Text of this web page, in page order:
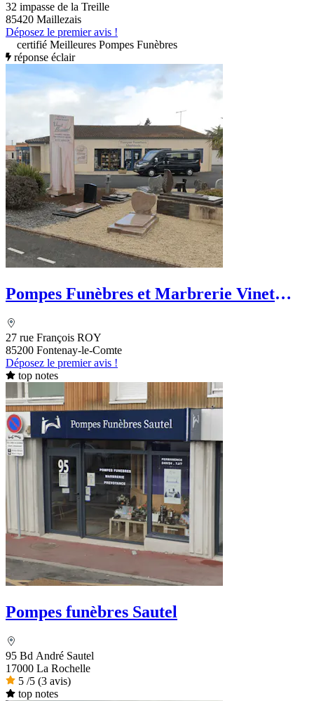
32 impasse de la Treille
85420 Maillezais
Déposez le premier avis !
certifié Meilleures Pompes Funèbres
réponse éclair
Pompes Funèbres et Marbrerie Vinet
27 rue François ROY
85200 Fontenay-le-Comte
Déposez le premier avis !
top notes
Pompes funèbres Sautel
95 Bd André Sautel
17000 La Rochelle
5 /5 (3 avis)
top notes